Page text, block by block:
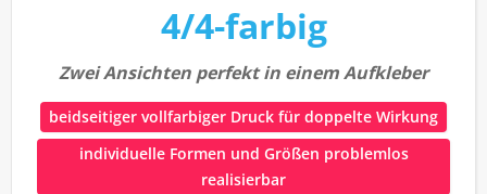
4/4-farbig
Zwei Ansichten perfekt in einem Aufkleber
beidseitiger vollfarbiger Druck für doppelte Wirkung
individuelle Formen und Größen problemlos
realisierbar